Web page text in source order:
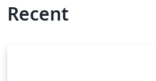
Recent